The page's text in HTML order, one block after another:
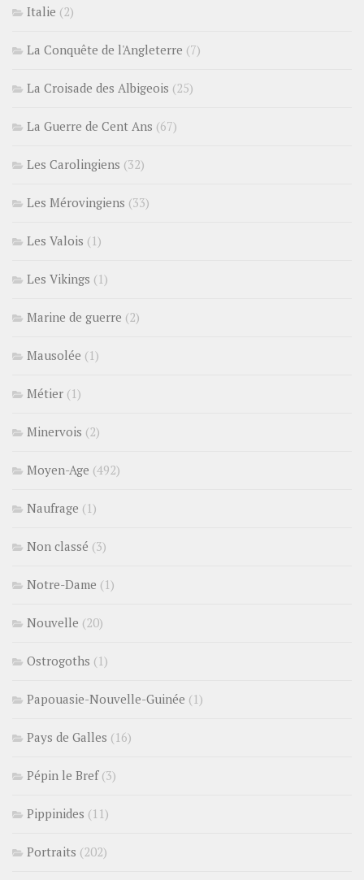
Italie (2)
La Conquête de l'Angleterre (7)
La Croisade des Albigeois (25)
La Guerre de Cent Ans (67)
Les Carolingiens (32)
Les Mérovingiens (33)
Les Valois (1)
Les Vikings (1)
Marine de guerre (2)
Mausolée (1)
Métier (1)
Minervois (2)
Moyen-Age (492)
Naufrage (1)
Non classé (3)
Notre-Dame (1)
Nouvelle (20)
Ostrogoths (1)
Papouasie-Nouvelle-Guinée (1)
Pays de Galles (16)
Pépin le Bref(3)
Pippinides (11)
Portraits (202)